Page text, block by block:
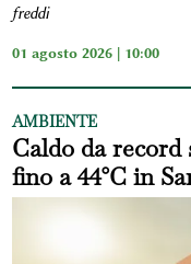
freddi
01 agosto 2026 | 10:00
AMBIENTE
Caldo da record
fino a 44°C in